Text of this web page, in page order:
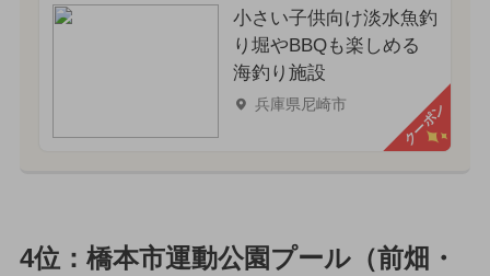
小さい子供向け淡水魚釣
り堀やBBQも楽しめる
海釣り施設
兵庫県尼崎市 クーポン
4位：橋本市運動公園プール（前畑・